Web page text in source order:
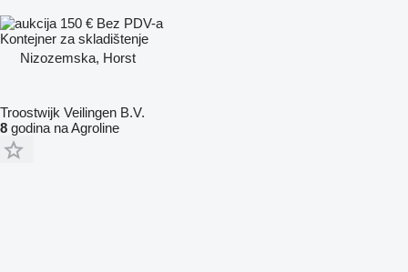
150 € Bez PDV-a
Kontejner za skladištenje
Nizozemska, Horst
Troostwijk Veilingen B.V.
8 godina na Agroline